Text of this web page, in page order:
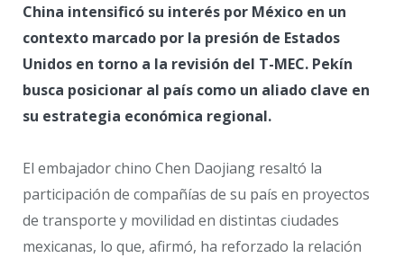
China intensificó su interés por México en un
contexto marcado por la presión de Estados
Unidos en torno a la revisión del T-MEC. Pekín
busca posicionar al país como un aliado clave en
su estrategia económica regional.
El embajador chino Chen Daojiang resaltó la
participación de compañías de su país en proyectos
de transporte y movilidad en distintas ciudades
mexicanas, lo que, afirmó, ha reforzado la relación